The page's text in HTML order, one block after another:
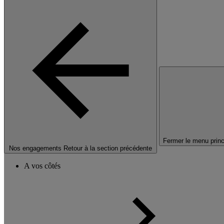
Nos engagements Retour à la section précédente
Fermer le menu
A vos côtés